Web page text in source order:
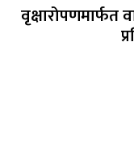
वृक्षारोपणमार्फत